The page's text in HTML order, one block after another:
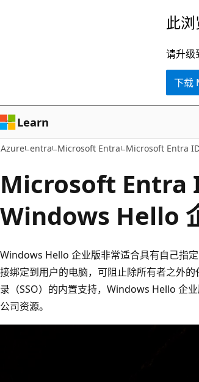
容
此
请升级
下载
Learn
Azure entra Microsoft Entra Microsoft Entra
Microsoft Entra
Windows Hello
Windows Hello 企业版非常适合具有自己指
接绑定到用户的电脑，可阻止除所有者之外
录（SSO）的内置支持，Windows Hello 企
公司资源。